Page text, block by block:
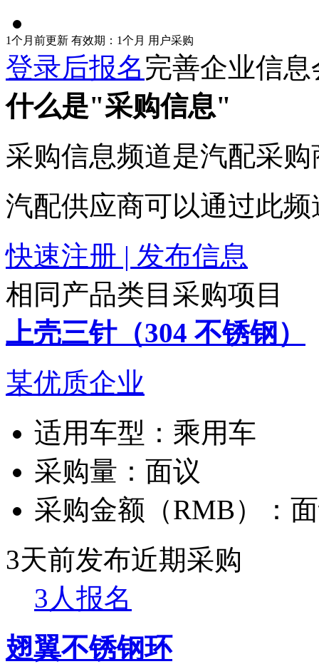
1个月前更新 有效期：1个月 用户采购
登录后报名完善企业信
什么是"采购信息"
采购信息频道是汽配采
汽配供应商可以通过此
快速注册 | 发布信息
相同产品类目采购项目
上壳三针（304 不锈钢）
某优质企业
适用车型： 乘用车
采购量： 面议
采购金额（RMB）：
3天前发布近期采购
3人报名
翅翼不锈钢环